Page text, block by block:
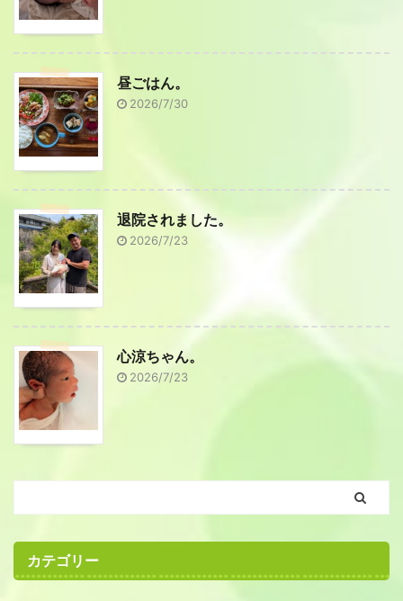
昼ごはん。
2026/7/30
退院されました。
2026/7/23
心涼ちゃん。
2026/7/23
カテゴリー